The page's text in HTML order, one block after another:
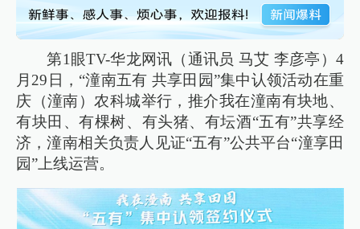
第1眼TV-华龙网讯（通讯员 马艾 李彦亭）4
月29日，“潼南五有 共享田园”集中认领活动在重
庆（潼南）农科城举行，推介我在潼南有块地、
有块田、有棵树、有头猪、有坛酒“五有”共享经
济，潼南相关负责人见证“五有”公共平台“潼享田
园”上线运营。